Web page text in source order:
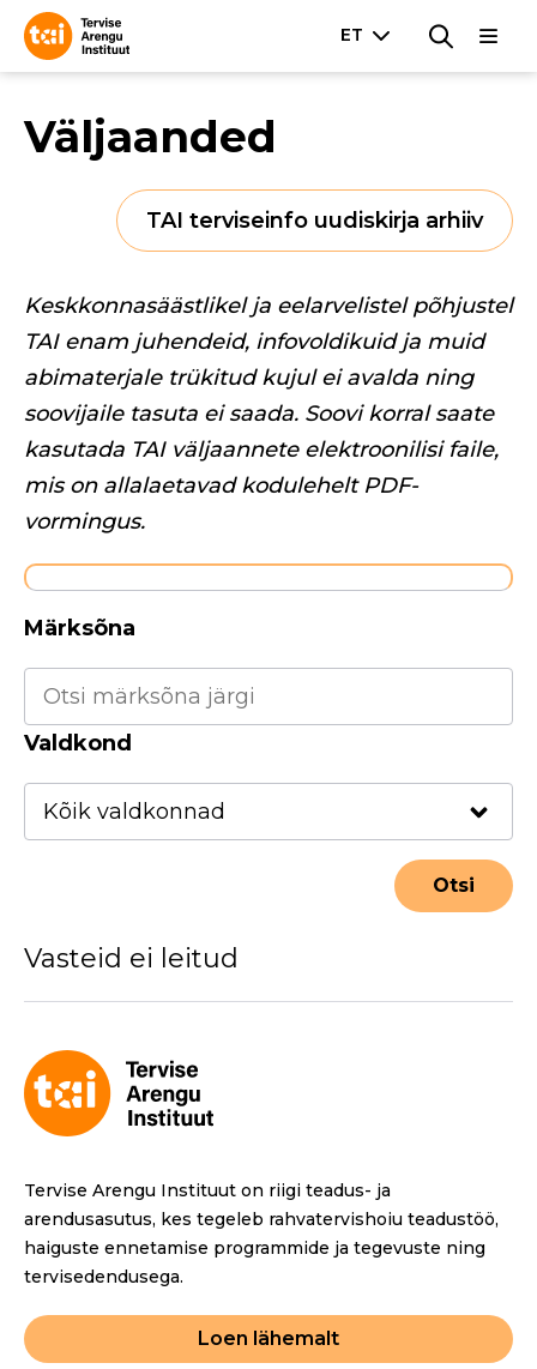
Väljaanded
TAI terviseinfo uudiskirja arhiiv
Keskkonnasäästlikel ja eelarvelistel põhjustel
TAI enam juhendeid, infovoldikuid ja muid
abimaterjale trükitud kujul ei avalda ning
soovijaile tasuta ei saada. Soovi korral saate
kasutada TAI väljaannete elektroonilisi faile,
mis on allalaetavad kodulehelt PDF-
vormingus.
Märksõna
Valdkond
Vasteid ei leitud
Tervise Arengu Instituut on riigi teadus- ja
arendusasutus, kes tegeleb rahvatervishoiu teadustöö,
haiguste ennetamise programmide ja tegevuste ning
tervisedendusega.
Loen lähemalt